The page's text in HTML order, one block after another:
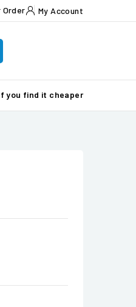
Order My Account
you find it cheaper